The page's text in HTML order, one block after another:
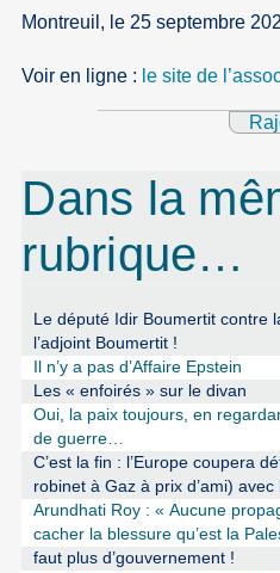
Montreuil, le 25 septembre
Voir en ligne : le site de
Dans la
rubrique…
Le député Idir Boumertit contre
l’adjoint Boumertit !
Il n’y a pas d’Affaire Epstein
Les « enfoirés » sur le divan
Oui, la paix toujours, en
de guerre…
C’est la fin : l’Europe coupera
robinet à Gaz à prix d’ami)
Arundhati Roy : « Aucune
cacher la blessure qu’est la
faut plus d’gouvernement !